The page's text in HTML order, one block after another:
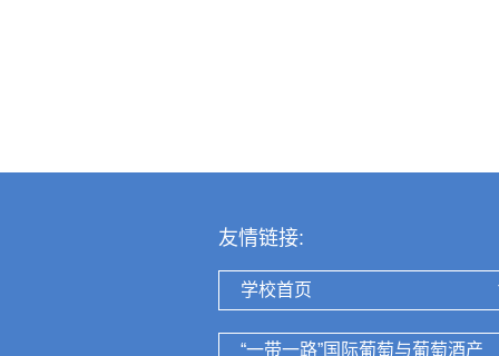
友情链接:
学校首页
“一带一路”国际葡萄与葡萄酒产